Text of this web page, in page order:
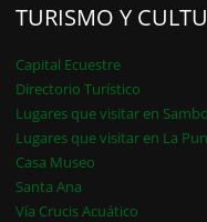
TURISMO Y
Capital Ecuestre
Directorio Turístico
Lugares que visitar en
Lugares que visitar en La
Casa Museo
Santa Ana
Vía Crucis Acuático